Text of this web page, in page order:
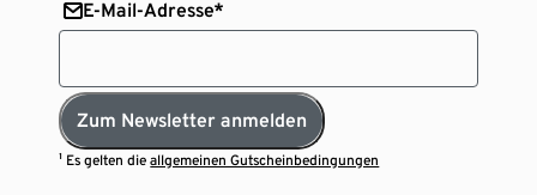
E-Mail-Adresse*
Zum Newsletter anmelden
¹ Es gelten dieallgemeinen Gutscheinbedingungen